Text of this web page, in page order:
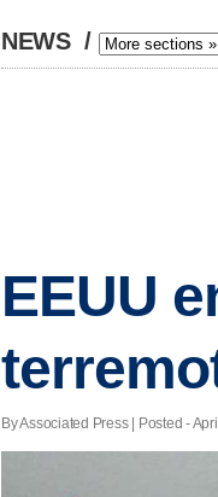
NEWS /
EEUU
By Associated Press | Posted -